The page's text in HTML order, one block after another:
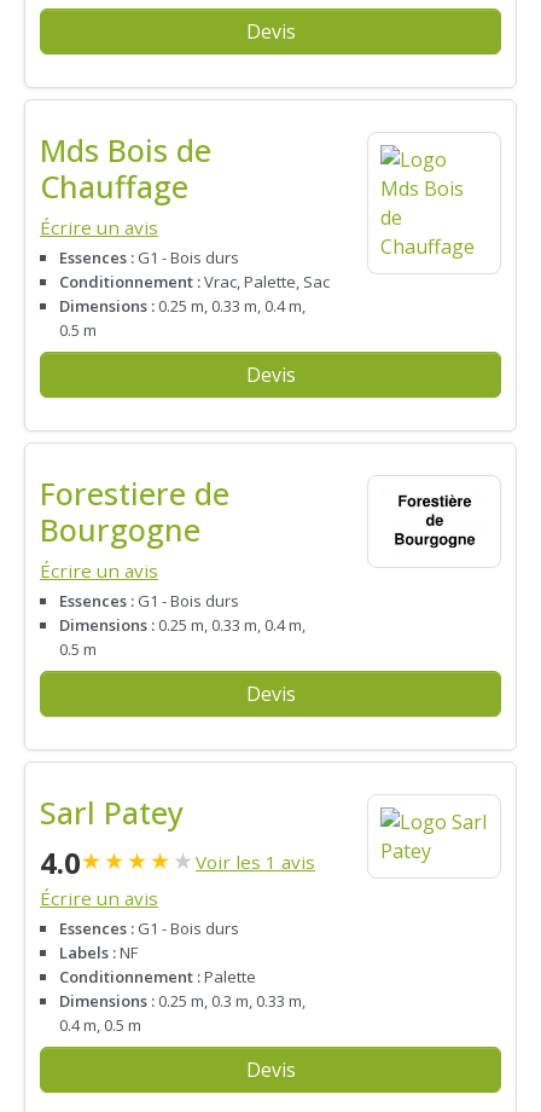
Devis
Mds Bois de
Chauffage
Écrire un avis
Essences : G1 - Bois durs
Conditionnement :Vrac, Palette, Sac
Dimensions : 0.25 m, 0.33 m, 0.4 m,
0.5 m
Devis
Forestiere de
Bourgogne
Écrire un avis
Essences : G1 - Bois durs
Dimensions : 0.25 m, 0.33 m, 0.4 m,
0.5 m
Devis
Sarl Patey
4.0★★★★★ Voir les 1 avis
Écrire un avis
Essences : G1 - Bois durs
Labels :NF
Conditionnement :Palette
Dimensions : 0.25 m, 0.3 m, 0.33 m,
0.4 m, 0.5 m
Devis